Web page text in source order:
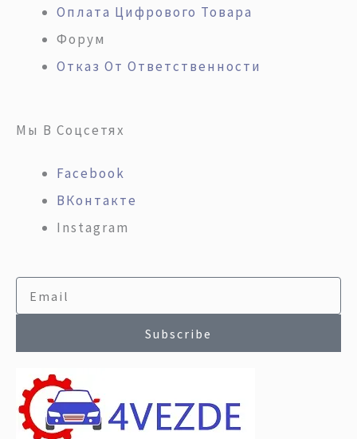
Оплата Цифрового Товара
Форум
Отказ От Ответственности
Мы В Соцсетях
Facebook
ВКонтакте
Instagram
Email
Subscribe